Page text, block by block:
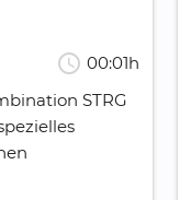
schedule 00:01h
STRG